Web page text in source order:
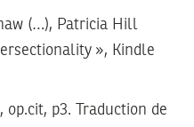
(…), Patricia Hill
», Kindle
p3. Traduction de